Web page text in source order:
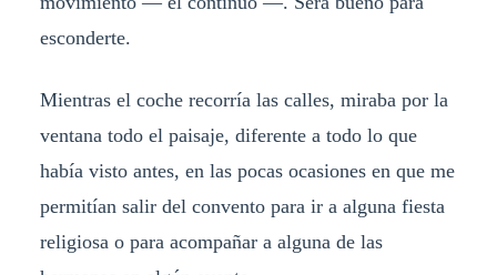
esconderte.
Mientras el coche recorría las calles, miraba por la
ventana todo el paisaje, diferente a todo lo que
había visto antes, en las pocas ocasiones en que me
permitían salir del convento para ir a alguna fiesta
religiosa o para acompañar a alguna de las